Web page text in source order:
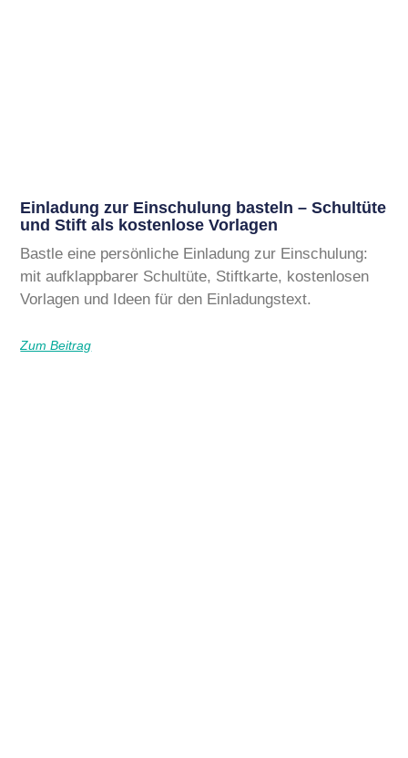
Einladung zur Einschulung basteln – Schultüte
und Stift als kostenlose Vorlagen
Bastle eine persönliche Einladung zur Einschulung:
mit aufklappbarer Schultüte, Stiftkarte, kostenlosen
Vorlagen und Ideen für den Einladungstext.
Zum Beitrag